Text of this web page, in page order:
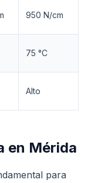
950 N/cm
75 °C
Alto
en Mérida
para